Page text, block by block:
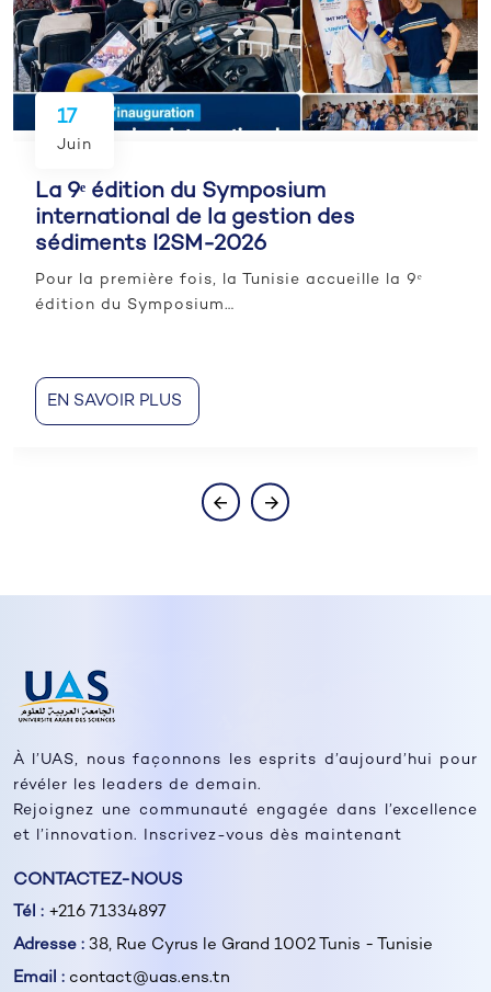
17
Juin
La 9ᵉ édition du Symposium
international de la gestion des
sédiments I2SM-2026
Pour la première fois, la Tunisie accueille la 9ᵉ
édition du Symposium…
EN SAVOIR PLUS
À l’UAS, nous façonnons les esprits d’aujourd’hui pour
révéler les leaders de demain.
Rejoignez une communauté engagée dans l’excellence
et l’innovation. Inscrivez-vous dès maintenant
CONTACTEZ-NOUS
Tél : +216 71334897
Adresse : 38, Rue Cyrus le Grand 1002 Tunis - Tunisie
Email : contact@uas.ens.tn